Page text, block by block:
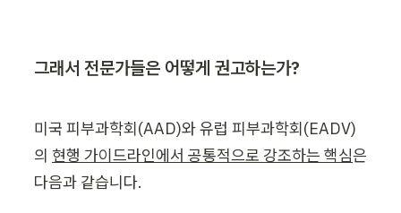
그래서 전문가들은 어떻게 권고하는가?
미국 피부과학회(AAD)와 유럽 피부과학회(EADV)
의 현행 가이드라인에서 공통적으로 강조하는 핵심은
다음과 같습니다.